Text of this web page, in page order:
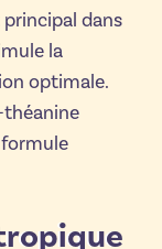
dans
la
optimale.
théanine